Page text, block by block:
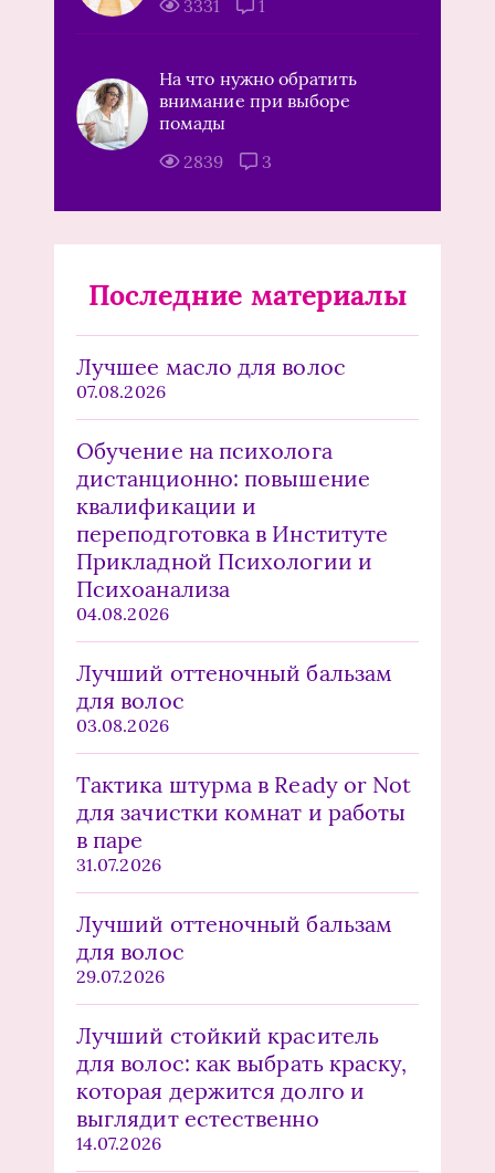
3331 1
На что нужно обратить
внимание при выборе
помады
2839
3
Последние материалы
Лучшее масло для волос
07.08.2026
Обучение на психолога
дистанционно: повышение
квалификации и
переподготовка в Институте
Прикладной Психологии и
Психоанализа
04.08.2026
Лучший оттеночный бальзам
для волос
03.08.2026
Тактика штурма в Ready or Not
для зачистки комнат и работы
в паре
31.07.2026
Лучший оттеночный бальзам
для волос
29.07.2026
Лучший стойкий краситель
для волос: как выбрать краску,
которая держится долго и
выглядит естественно
14.07.2026